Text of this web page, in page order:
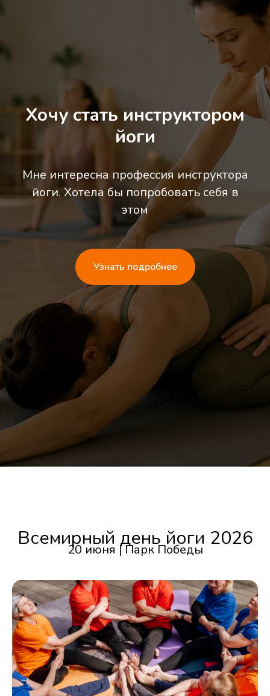
Хочу стать инструктором
йоги
Мне интересна профессия инструктора
йоги. Хотела бы попробовать себя в
этом
Узнать подробнее
Всемирный день йоги 2026
20 июня | Парк Победы